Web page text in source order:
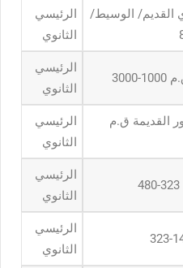
القديم/ الوسيط/
الرئيسي
الثانوي
الرئيسي
الثانوي
القديمة ق.م
الرئيسي
الثانوي
الرئيسي
الثانوي
الرئيسي
الثانوي